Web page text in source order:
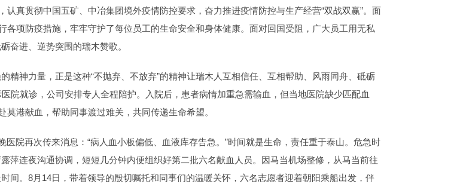
真贯彻中国五矿、中冶集团境外疫情防控要求，奋力推进疫情防控与生产经营“双战双赢”。面
各项防疫措施，牢牢守护了每位员工的生命安全和身体健康。面对回国受阻，广大员工用无私
奋进、逆势突围的瑞木赞歌。
精神力量，正是这种“不抛弃、不放弃”的精神让瑞木人互相信任、互相帮助、风雨同舟、砥砺
院就诊，公司安排专人全程陪护。入院后，患者病情加重急需输血，但当地医院缺少匹配血
港献血，帮助同事渡过难关，共同传递生命希望。
院再次传来消息：“病人血小板偏低、血液库存告急。”时间就是生命，责任重于泰山。危急时
萍连夜沟通协调，短短几分钟内便组织好第二批六名献血人员。因马当机场整修，从马当前往
间。8月14日，带着领导的殷切嘱托和同事们的温暖关怀，六名志愿者迎着朝阳乘船出发，伴